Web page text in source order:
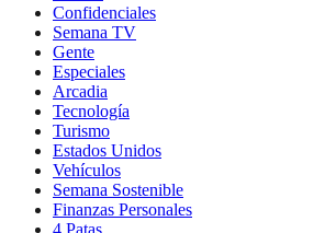
Confidenciales
Semana TV
Gente
Especiales
Arcadia
Tecnología
Turismo
Estados Unidos
Vehículos
Semana Sostenible
Finanzas Personales
4 Patas